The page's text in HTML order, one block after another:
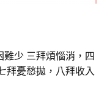
少 三拜煩惱消，四
拜憂愁拋，八拜收入